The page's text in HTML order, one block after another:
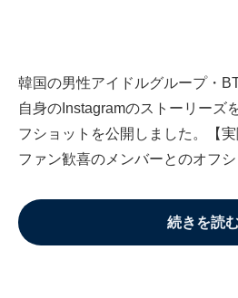
韓国の男性アイドルグループ・
自身のInstagramのストーリーズ
フショットを公開しました。【
ファン歓喜のメンバーとのオフシ
続きを読